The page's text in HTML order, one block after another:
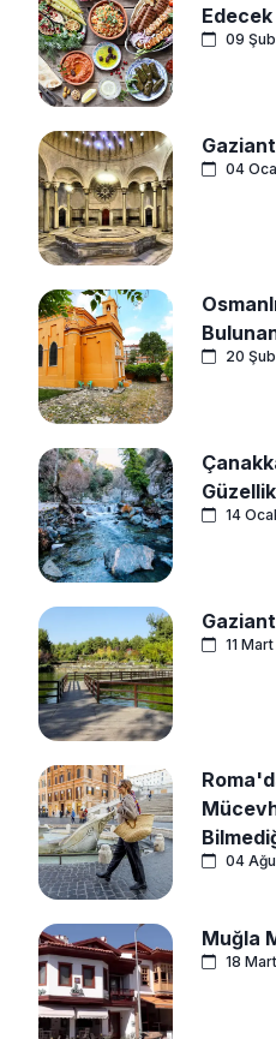
09
04
20
14
11
04
Muğla
18